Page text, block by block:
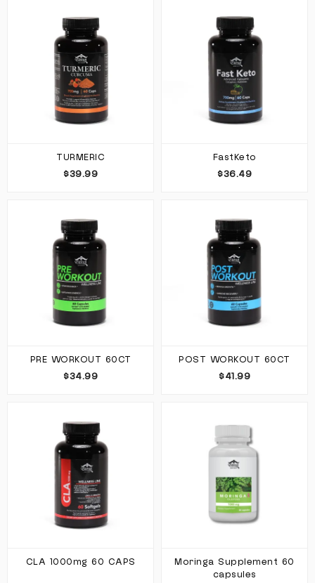
TURMERIC
$39.99
FastKeto
$36.49
PRE WORKOUT 60CT
$34.99
POST WORKOUT 60CT
$41.99
CLA 1000mg 60 CAPS
Moringa Supplement 60
capsules